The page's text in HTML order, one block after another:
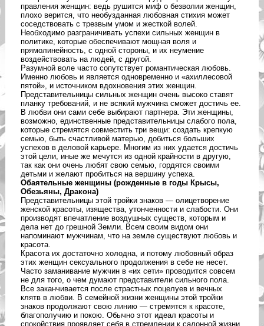
правления женщин: ведь рушится миф о безволии женщин,
плохо верится, что необузданная любовная стихия может
соседствовать с трезвым умом и жесткой волей.
Необходимо разграничивать успехи сильных женщин в
политике, которые обеспечивают мощная воля и
прямолинейность, с одной стороны, и их неумение
воздействовать на людей, с другой.
Разумной воле часто сопутствует романтическая любовь.
Именно любовь и является одновременно и «ахиллесовой
пятой», и источником вдохновения этих женщин.
Представительницы сильных женщин очень высоко ставят
планку требований, и не всякий мужчина сможет достичь ее.
В любви они сами себе выбирают партнера. Эти женщины,
возможно, единственные представительницы слабого пола,
которые стремятся совместить три вещи: создать крепкую
семью, быть счастливой матерью, добиться больших
успехов в деловой карьере. Многим из них удается достичь
этой цели, иные же мечутся из одной крайности в другую,
так как они очень любят свою семью, гордятся своими
детьми и желают пробиться на вершину успеха.
Обаятельные женщины (рожденные в годы Крысы,
Обезьяны, Дракона)
Представительницы этой тройки знаков — олицетворение
женской красоты, изящества, утонченности и слабости. Они
производят впечатление воздушных существ, которым и
дела нет до грешной Земли. Всем своим видом они
напоминают мужчинам, что на земле существуют любовь и
красота.
Красота их достаточно холодна, и потому любовный образ
этих женщин сексуального продолжения в себе не несет.
Часто заманивание мужчин в «их сети» проводится совсем
не для того, о чем думают представители сильного пола.
Все заканчивается после страстных поцелуев и вечных
клятв в любви. В семейной жизни женщины этой тройки
знаков продолжают свою линию — стремятся к красоте,
благополучию и покою. Обычно этот идеал красоты и
спокойствия проявляет себя в стремлении к салонной жизни,